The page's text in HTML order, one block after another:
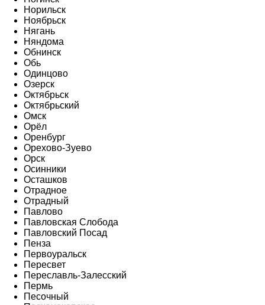
Норильск
Ноябрьск
Нягань
Няндома
Обнинск
Обь
Одинцово
Озерск
Октябрьск
Октябрьский
Омск
Орёл
Оренбург
Орехово-Зуево
Орск
Осинники
Осташков
Отрадное
Отрадный
Павлово
Павловская Слобода
Павловский Посад
Пенза
Первоуральск
Пересвет
Переславль-Залесский
Пермь
Песочный